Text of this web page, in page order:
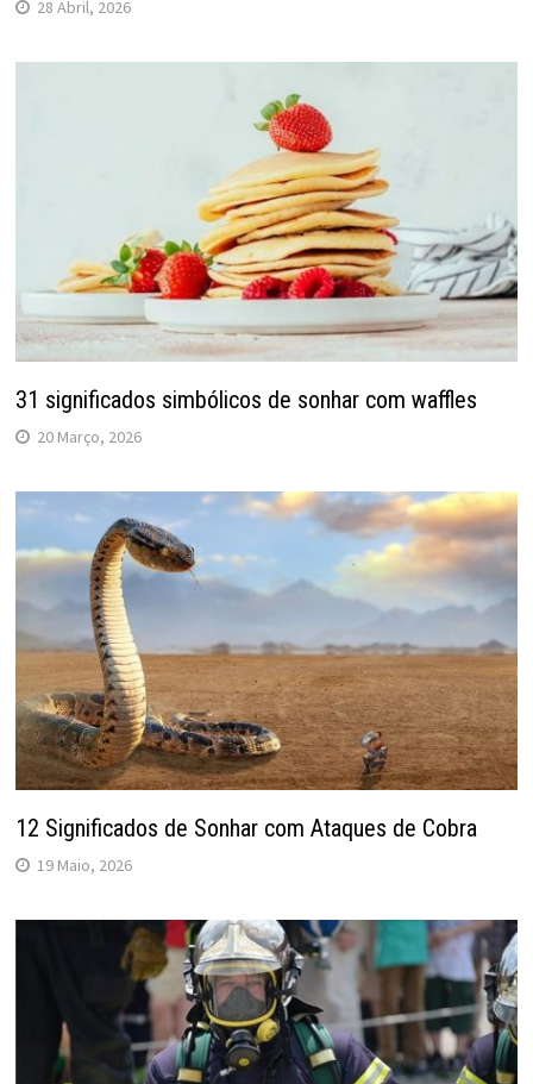
28 Abril, 2026
31 significados simbólicos de sonhar com waffles
20 Março, 2026
12 Significados de Sonhar com Ataques de Cobra
19 Maio, 2026